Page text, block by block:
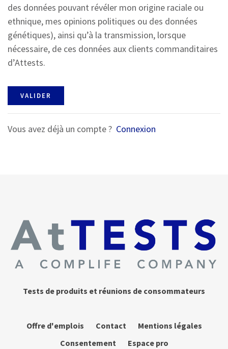
des données pouvant révéler mon origine raciale ou
ethnique, mes opinions politiques ou des données
génétiques), ainsi qu’à la transmission, lorsque
nécessaire, de ces données aux clients commanditaires
d’Attests.
VALIDER
Vous avez déjà un compte ? Connexion
Tests de produits et réunions de consommateurs
Offre d'emplois Contact
Mentions légales
Consentement
Espace pro